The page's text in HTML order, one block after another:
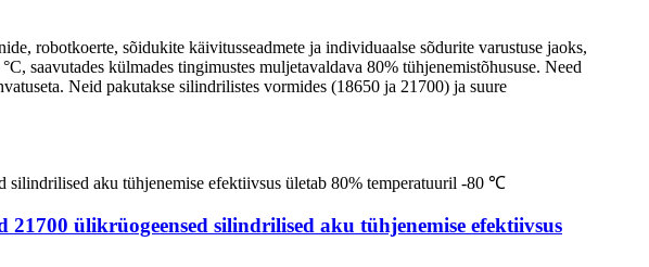
robotkoerte, sõidukite käivitusseadmete ja individuaalse sõdurite varustuse jaoks,
saavutades külmades tingimustes muljetavaldava 80% tühjenemistõhususe. Need
Neid pakutakse silindrilistes vormides (18650 ja 21700) ja suure
ülikrüogeensed silindrilised aku tühjenemise efektiivsus